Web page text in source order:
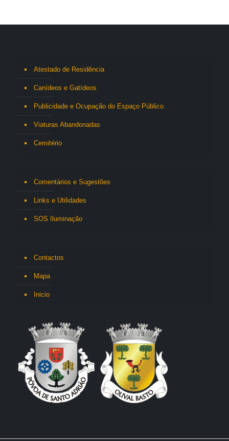
Atestado de Residência
Canídeos e Gatídeos
Publicidade e Ocupação do Espaço Público
Viaturas Abandonadas
Cemitério
Comentários e Sugestões
Links e Utilidades
SOS Iluminação
Contactos
Mapa
Inicio